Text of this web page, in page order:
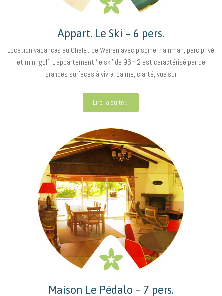
Appart. Le Ski – 6 pers.
Location vacances au Chalet de Warren avec piscine, hamman, parc privé
et mini-golf. L’appartement ‘le ski’ de 96m2 est caractérisé par de
grandes surfaces à vivre, calme, clarté, vue sur
Lire la suite...
Maison Le Pédalo – 7 pers.